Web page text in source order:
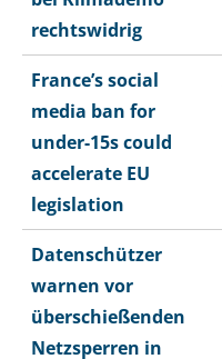
rechtswidrig
France’s social
media ban for
under-15s could
accelerate EU
legislation
Datenschützer
warnen vor
überschießenden
Netzsperren in